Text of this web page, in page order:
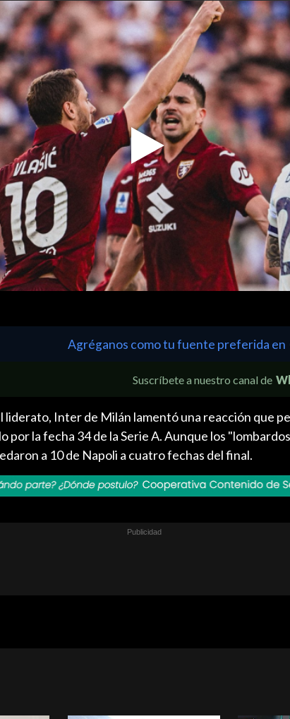
Play
Video
Agréganos como tu fuente preferida en
Suscríbete a nuestro canal de
liderato, Inter de Milán lamentó una reacción que
por la fecha 34 de la Serie A. Aunque los
a 10 de Napoli a cuatro fechas del final.